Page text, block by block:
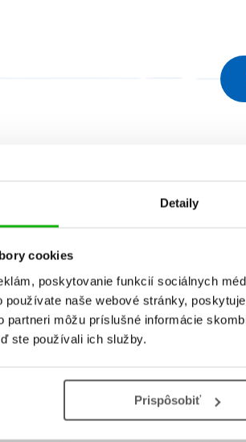
Detaily
cookies
poskytovanie funkcií sociálnych
používate naše webové stránky,
partneri môžu príslušné informácie
ste používali ich služby.
Prispôsobiť